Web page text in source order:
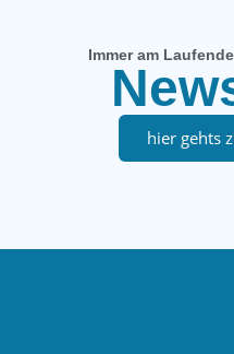
Immer am
hier gehts